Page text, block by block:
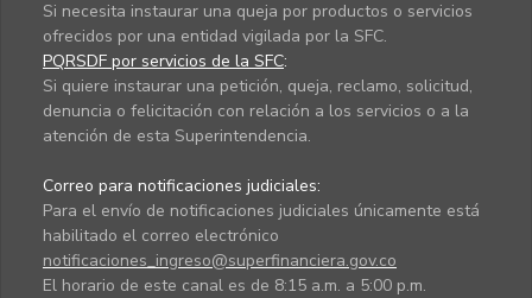
Si necesita instaurar una queja por productos o servicios
ofrecidos por una entidad vigilada por la SFC.
PQRSDF por servicios de la SFC:
Si quiere instaurar una petición, queja, reclamo, solicitud,
denuncia o felicitación con relación a los servicios o a la
atención de esta Superintendencia.
Correo para notificaciones judiciales:
Para el envío de notificaciones judiciales únicamente está
habilitado el correo electrónico
notificaciones_ingreso@superfinanciera.gov.co
El horario de este canal es de 8:15 a.m. a 5:00 p.m.